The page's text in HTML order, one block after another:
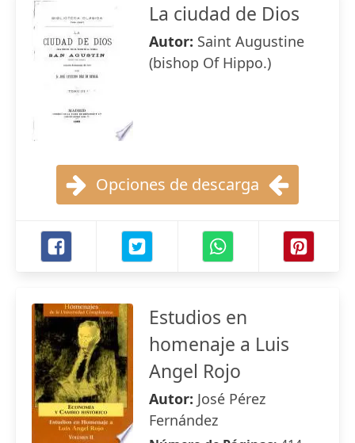
La ciudad de Dios
Autor: Saint Augustine
(bishop Of Hippo.)
Opciones de descarga
Estudios en
homenaje a Luis
Angel Rojo
Autor: José Pérez
Fernández